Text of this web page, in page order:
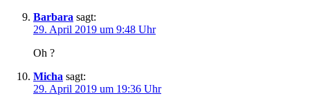
Barbara sagt:
29. April 2019 um 9:48 Uhr
Oh ?
Micha sagt:
29. April 2019 um 19:36 Uhr